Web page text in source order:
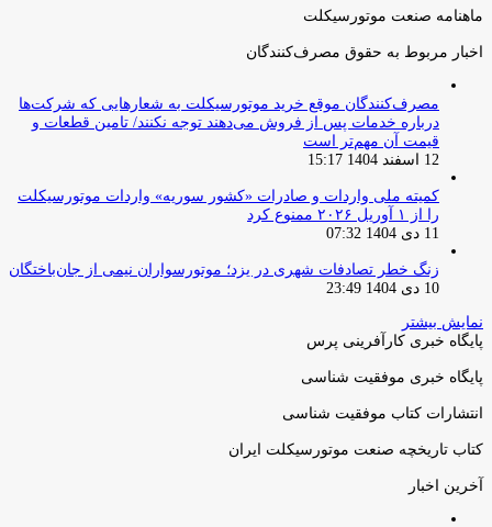
ماهنامه صنعت موتورسیکلت
اخبار مربوط به حقوق مصرف‌کنندگان
مصرف‌کنندگان موقع خرید موتورسیکلت به شعارهایی که شرکت‌ها
درباره خدمات پس از فروش می‌دهند توجه نکنند/ تامین قطعات و
قیمت آن مهم‌تر است
12 اسفند 1404 15:17
کمیته ملی واردات و صادرات «کشور سوریه» واردات موتورسیکلت
را از ۱ آوریل ۲۰۲۶ ممنوع کرد
11 دی 1404 07:32
زنگ خطر تصادفات شهری در یزد؛ موتورسواران نیمی از جان‌باختگان
10 دی 1404 23:49
نمایش بیشتر
پایگاه خبری کارآفرینی پرس
پایگاه خبری موفقیت شناسی
انتشارات کتاب موفقیت شناسی
کتاب تاریخچه صنعت موتورسیکلت ایران
آخرین اخبار